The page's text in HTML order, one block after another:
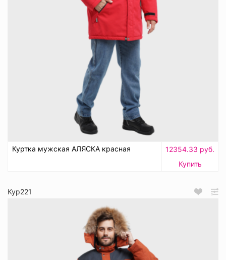
Куртка мужская АЛЯСКА красная
12354.33 руб.
Купить
Кур221